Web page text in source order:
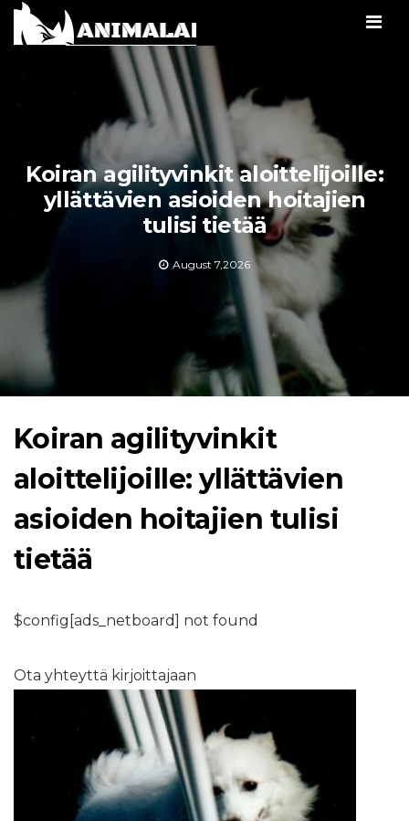
Koiran agilityvinkit aloittelijoille:
yllättävien asioiden hoitajien
tulisi tietää
August 7,2026
Koiran agilityvinkit
aloittelijoille: yllättävien
asioiden hoitajien tulisi
tietää
$config[ads_netboard] not found
Ota yhteyttä kirjoittajaan